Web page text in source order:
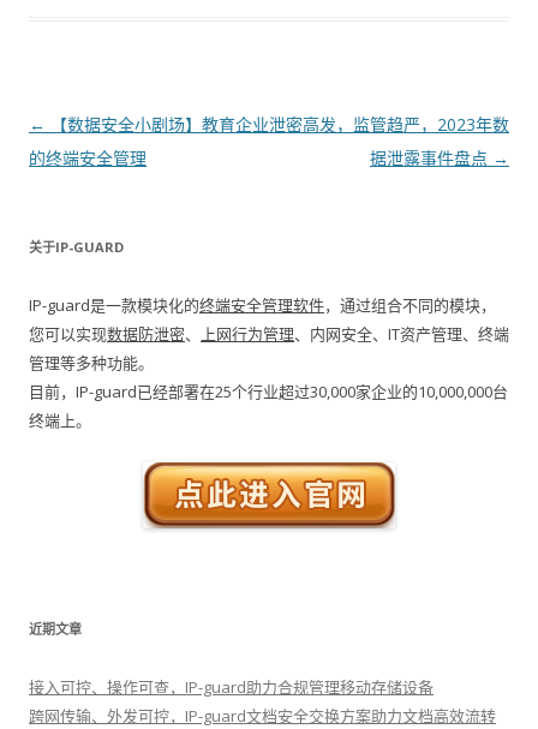
文章导航
←
【数据安全小剧场】教育企业
的终端安全管理
泄密高发，监管趋严，2023年数
据泄露事件盘点 →
关于IP-GUARD
IP-guard是一款模块化的终端安全管理软件，通过组合不同的模块，
您可以实现数据防泄密、 上网行为管理、内网安全、IT资产管理、终端
管理等多种功能。
目前，IP-guard已经部署在25个行业超过30,000家企业的10,000,000台
终端上。
近期文章
接入可控、操作可查，IP-guard助力合规管理移动存储设备
跨网传输、外发可控，IP-guard文档安全交换方案助力文档高效流转